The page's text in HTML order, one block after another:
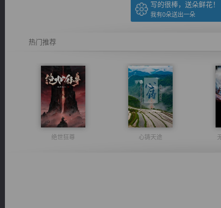
写的很棒，送朵鲜花！
我有0朵送出一朵
热门推荐
绝世狂尊 心铸天途